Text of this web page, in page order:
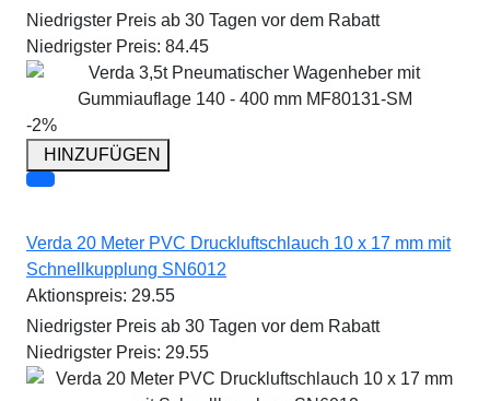
Niedrigster Preis ab 30 Tagen vor dem Rabatt
Niedrigster Preis: 84.45
-2%
HINZUFÜGEN
Verda 20 Meter PVC Druckluftschlauch 10 x 17 mm mit
Schnellkupplung SN6012
Aktionspreis: 29.55
Niedrigster Preis ab 30 Tagen vor dem Rabatt
Niedrigster Preis: 29.55